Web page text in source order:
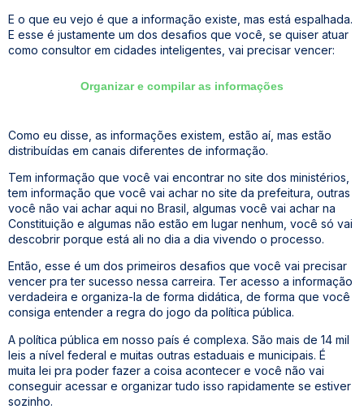
E o que eu vejo é que a informação existe, mas está espalhada.
E esse é justamente um dos desafios que você, se quiser atuar
como consultor em cidades inteligentes, vai precisar vencer:
Organizar e compilar as informações
Como eu disse, as informações existem, estão aí, mas estão
distribuídas em canais diferentes de informação.
Tem informação que você vai encontrar no site dos ministérios,
tem informação que você vai achar no site da prefeitura, outras
você não vai achar aqui no Brasil, algumas você vai achar na
Constituição e algumas não estão em lugar nenhum, você só vai
descobrir porque está ali no dia a dia vivendo o processo.
Então, esse é um dos primeiros desafios que você vai precisar
vencer pra ter sucesso nessa carreira. Ter acesso a informação
verdadeira e organiza-la de forma didática, de forma que você
consiga entender a regra do jogo da política pública.
A política pública em nosso país é complexa. São mais de 14 mil
leis a nível federal e muitas outras estaduais e municipais. É
muita lei pra poder fazer a coisa acontecer e você não vai
conseguir acessar e organizar tudo isso rapidamente se estiver
sozinho.